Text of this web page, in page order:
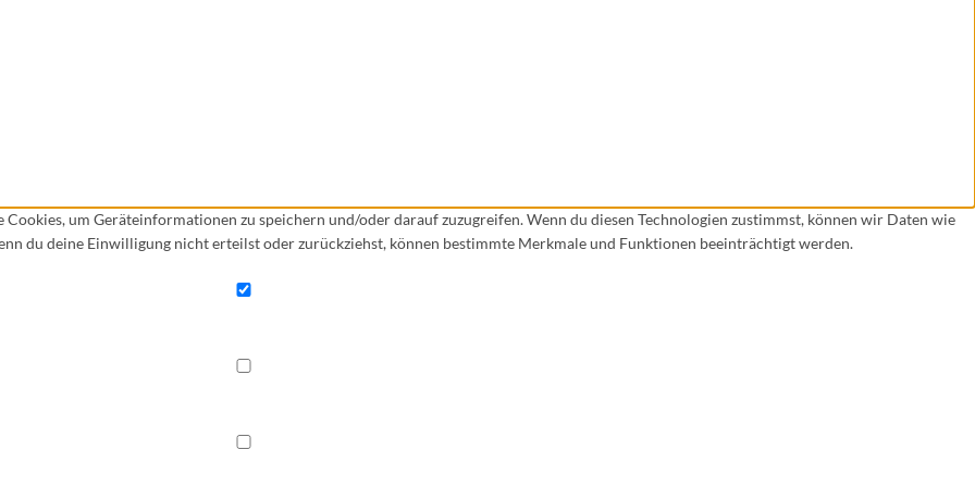
um Geräteinformationen zu speichern und/oder darauf zuzugreifen. Wenn du diesen Technologien zustimmst, können wir Daten wie
du deine Einwilligung nicht erteilst oder zurückziehst, können bestimmte Merkmale und Funktionen beeinträchtigt werden.